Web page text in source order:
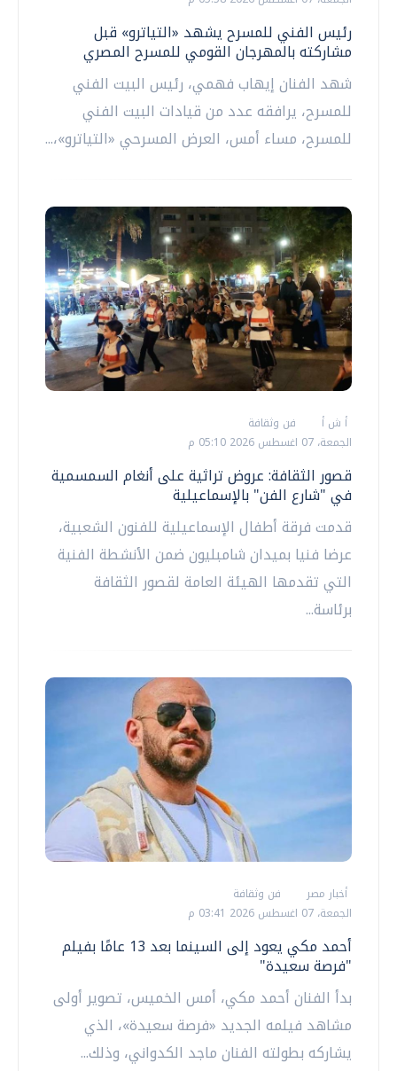
رئيس الفني للمسرح يشهد «التياترو» قبل
مشاركته بالمهرجان القومي للمسرح المصري
شهد الفنان إيهاب فهمي، رئيس البيت الفني
للمسرح، يرافقه عدد من قيادات البيت الفني
للمسرح، مساء أمس، العرض المسرحي «التياترو»،...
أ ش أ
فن وثقافة
الجمعة، 07 اغسطس 2026 05:10 م
قصور الثقافة: عروض تراثية على أنغام السمسمية
في "شارع الفن" بالإسماعيلية
قدمت فرقة أطفال الإسماعيلية للفنون الشعبية،
عرضا فنيا بميدان شامبليون ضمن الأنشطة الفنية
التي تقدمها الهيئة العامة لقصور الثقافة
برئاسة...
أخبار مصر
فن وثقافة
الجمعة، 07 اغسطس 2026 03:41 م
أحمد مكي يعود إلى السينما بعد 13 عامًا بفيلم
"فرصة سعيدة"
‏بدأ الفنان أحمد مكي، أمس الخميس، تصوير أولى
مشاهد فيلمه الجديد «فرصة سعيدة»، الذي
يشاركه بطولته الفنان ماجد الكدواني، وذلك...